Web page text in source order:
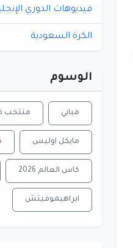
فيديوهات الدوري
الكرة السعودية
الوسوم
مبابي منتخب
مايكل اوليس
كاس العالم 2026
ابراهيموفيتش